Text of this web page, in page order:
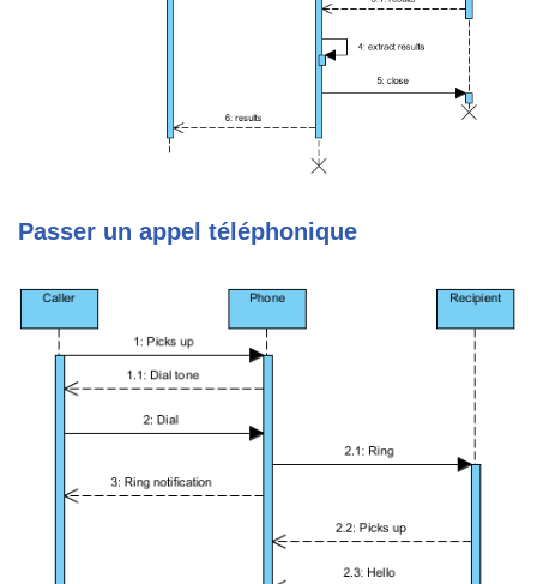
Passer un appel téléphonique